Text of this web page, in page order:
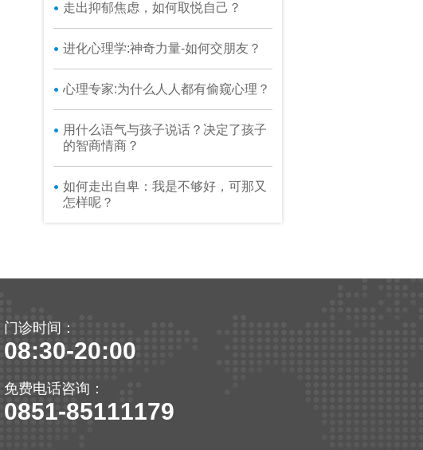
走出抑郁焦虑，如何取悦自己？
进化心理学:神奇力量-如何交朋友？
心理专家:为什么人人都有偷窥心理？
用什么语气与孩子说话？决定了孩子
的智商情商？
如何走出自卑：我是不够好，可那又
怎样呢？
门诊时间：
08:30-20:00
免费电话咨询：
0851-85111179